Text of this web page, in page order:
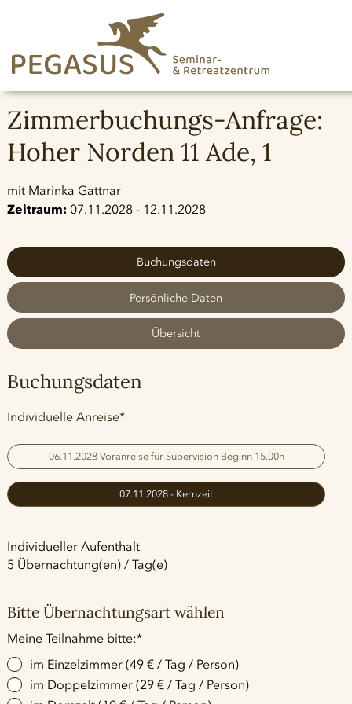
Zimmerbuchungs-Anfrage:
Hoher Norden 11 Ade, 1
mit Marinka Gattnar
Zeitraum:07.11.2028 - 12.11.2028
Buchungsdaten
Persönliche Daten
Übersicht
Buchungsdaten
Pflichtfeld
Individuelle Anreise*
06.11.2028 Voranreise für Supervision Beginn 15.00h
07.11.2028 - Kernzeit
Individueller Aufenthalt
5 Übernachtung(en) / Tag(e)
Bitte Übernachtungsart wählen
Pflichtfeld
Meine Teilnahme bitte:*
im Einzelzimmer (49 € / Tag / Person)
im Doppelzimmer (29 € / Tag / Person)